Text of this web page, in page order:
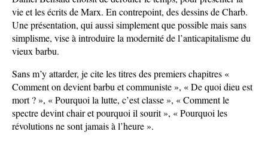
vie et les écrits de Marx. En contrepoint, des dessins de Charb.
Une présentation, qui aussi simplement que possible mais sans
simplisme, vise à introduire la modernité de l’anticapitalisme du
vieux barbu.
Sans m’y attarder, je cite les titres des premiers chapitres «
Comment on devient barbu et communiste », « De quoi dieu est
mort ? », « Pourquoi la lutte, c’est classe », « Comment le
spectre devint chair et pourquoi il sourit », « Pourquoi les
révolutions ne sont jamais à l’heure ».